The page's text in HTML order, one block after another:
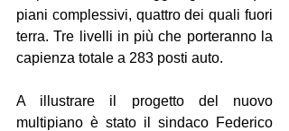
piani complessivi, quattro dei quali fuori
terra. Tre livelli in più che porteranno la
capienza totale a 283 posti auto.
A illustrare il progetto del nuovo
multipiano è stato il sindaco Federico